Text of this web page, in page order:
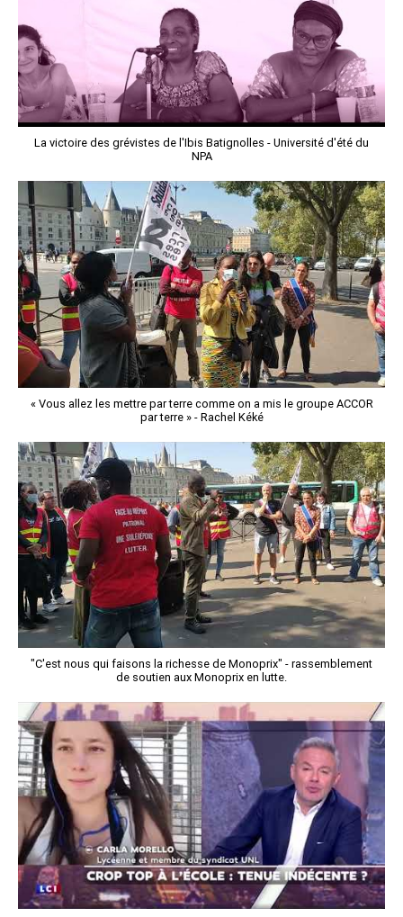
La victoire des grévistes de l'Ibis Batignolles - Université d'été du
NPA
« Vous allez les mettre par terre comme on a mis le groupe ACCOR
par terre » - Rachel Kéké
"C'est nous qui faisons la richesse de Monoprix" - rassemblement
de soutien aux Monoprix en lutte.